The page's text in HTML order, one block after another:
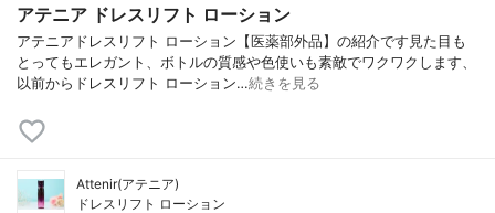
アテニア ドレスリフト ローション
アテニアドレスリフト ローション【医薬部外品】の紹介です見た目も
とってもエレガント、ボトルの質感や色使いも素敵でワクワクします、
以前からドレスリフト ローション…続きを見る
Attenir(アテニア)
ドレスリフト ローション